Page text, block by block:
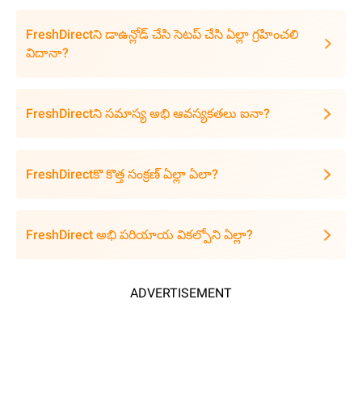
FreshDirectని డాఉన్లోడ్ చేసి సెటప్ చేసి ఏల్లా గ్రహించలి
విదానా?
FreshDirectని సమాస్య అభి ఆవస్యకతలు ఐనా?
FreshDirectకొ కొత్త సంక్రణ్ ఏల్లా ఏలా?
FreshDirect అభి పరియాయ వికల్పోని ఏల్లా?
ADVERTISEMENT